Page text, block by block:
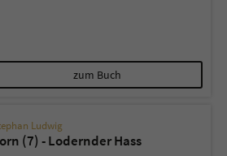
zum Buch
Ludwig
(7) - Lodernder Hass